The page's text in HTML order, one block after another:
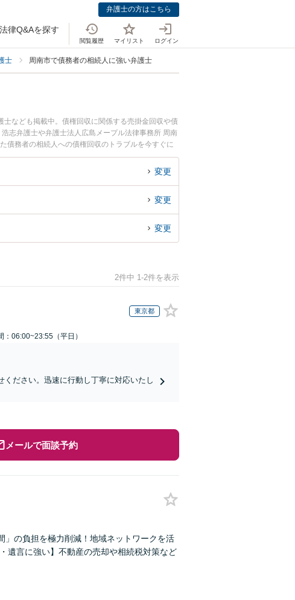
弁護士の方はこちら
法律Q&Aを探す
閲覧履歴 マイリスト ログイン
士 周南市で債務者の相続人に強い弁護士
なども掲載中。債権回収に関係する売掛金回収や債
志弁護士や弁護士法人広島メープル法律事務所 周南
債務者の相続人への債権回収のトラブルを今すぐに
で債務者の相続人への債権回収を法律相談できる周
変更
変更
変更
2件中 1-2件を表示
東京都
：06:00~23:55（平日）
ください。迅速に行動し丁寧に対応いたし
メールで面談予約
」の負担を極力削減！地域ネットワークを活
遺言に強い】不動産の売却や相続税対策など